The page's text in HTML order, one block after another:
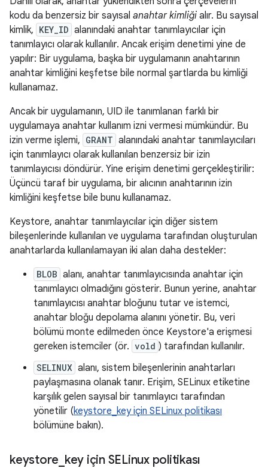
kodu da benzersiz bir sayısal anahtar kimliği alır. Bu sayısal
kimlik, KEY_ID alanındaki anahtar tanımlayıcılar için
tanımlayıcı olarak kullanılır. Ancak erişim denetimi yine de
yapılır: Bir uygulama, başka bir uygulamanın anahtarının
anahtar kimliğini keşfetse bile normal şartlarda bu kimliği
kullanamaz.
Ancak bir uygulamanın, UID ile tanımlanan farklı bir
uygulamaya anahtar kullanım izni vermesi mümkündür. Bu
izin verme işlemi, GRANT alanındaki anahtar tanımlayıcıları
için tanımlayıcı olarak kullanılan benzersiz bir izin
tanımlayıcısı döndürür. Yine erişim denetimi gerçekleştirilir:
Üçüncü taraf bir uygulama, bir alıcının anahtarının izin
kimliğini keşfetse bile bunu kullanamaz.
Keystore, anahtar tanımlayıcılar için diğer sistem
bileşenlerinde kullanılan ve uygulama tarafından oluşturulan
anahtarlarda kullanılamayan iki alan daha destekler:
BLOB alanı, anahtar tanımlayıcısında anahtar için
tanımlayıcı olmadığını gösterir. Bunun yerine, anahtar
tanımlayıcısı anahtar bloğunu tutar ve istemci,
anahtar bloğu depolama alanını yönetir. Bu, veri
bölümü monte edilmeden önce Keystore'a erişmesi
gereken istemciler (ör. vold ) tarafından kullanılır.
SELINUX alanı, sistem bileşenlerinin anahtarları
paylaşmasına olanak tanır. Erişim, SELinux etiketine
karşılık gelen sayısal bir tanımlayıcı tarafından
yönetilir (keystore_key için SELinux politikası
bölümüne bakın).
keystore key için SELinux politikası